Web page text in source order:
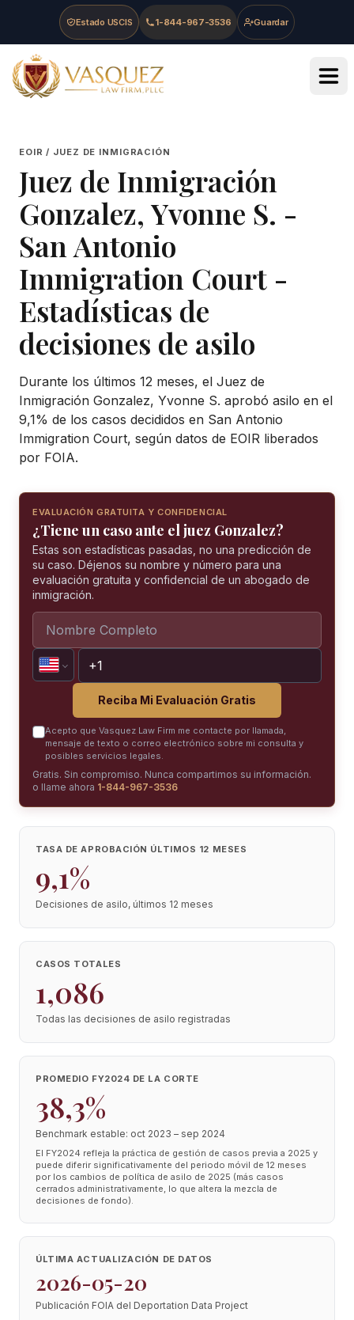
Skip to main content
Skip to navigation
Skip to footer
Estado USCIS 1-844-967-3536 Guardar
Vasquez Law Firm - Home
EOIR / JUEZ DE INMIGRACIÓN
Juez de Inmigración
Gonzalez, Yvonne S. -
San Antonio
Immigration Court -
Estadísticas de
decisiones de asilo
Durante los últimos 12 meses, el Juez de
Inmigración Gonzalez, Yvonne S. aprobó asilo en el
9,1% de los casos decididos en San Antonio
Immigration Court, según datos de EOIR liberados
por FOIA.
EVALUACIÓN GRATUITA Y CONFIDENCIAL
¿Tiene un caso ante el juez Gonzalez?
Estas son estadísticas pasadas, no una predicción de
su caso. Déjenos su nombre y número para una
evaluación gratuita y confidencial de un abogado de
inmigración.
Reciba Mi Evaluación Gratis
Acepto que Vasquez Law Firm me contacte por llamada,
mensaje de texto o correo electrónico sobre mi consulta y
posibles servicios legales.
Gratis. Sin compromiso. Nunca compartimos su información.
o llame ahora 1-844-967-3536
TASA DE APROBACIÓN ÚLTIMOS 12 MESES
9,1%
Decisiones de asilo, últimos 12 meses
CASOS TOTALES
1,086
Todas las decisiones de asilo registradas
PROMEDIO FY2024 DE LA CORTE
38,3%
Benchmark estable: oct 2023 – sep 2024
El FY2024 refleja la práctica de gestión de casos previa a 2025 y
puede diferir significativamente del periodo móvil de 12 meses
por los cambios de política de asilo de 2025 (más casos
cerrados administrativamente, lo que altera la mezcla de
decisiones de fondo).
ÚLTIMA ACTUALIZACIÓN DE DATOS
2026-05-20
Publicación FOIA del Deportation Data Project